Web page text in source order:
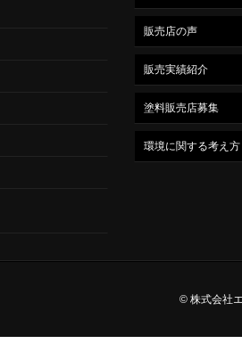
販売店の声
販売実績紹介
塗料販売店募集
環境に関する考え方
© 株式会社